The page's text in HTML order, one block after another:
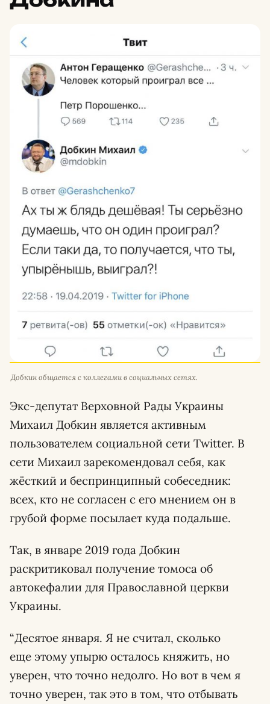
Добкин общается с коллегами в социальных сетях.
Экс-депутат Верховной Рады Украины
Михаил Добкин является активным
пользователем социальной сети Twitter. В
сети Михаил зарекомендовал себя, как
жёсткий и беспринципный собеседник:
всех, кто не согласен с его мнением он в
грубой форме посылает куда подальше.
Так, в январе 2019 года Добкин
раскритиковал получение томоса об
автокефалии для Православной церкви
Украины.
“Десятое января. Я не считал, сколько
еще этому упырю осталось княжить, но
уверен, что точно недолго. Но вот в чем я
точно уверен, так это в том, что отбывать